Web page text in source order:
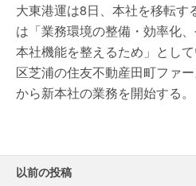
大東港運は8日、本社を移転す
は「業務環境の整備・効率化
本社機能を整えるため」とし
区芝浦の住友不動産田町ファ
から新本社の業務を開始する。
以前の投稿